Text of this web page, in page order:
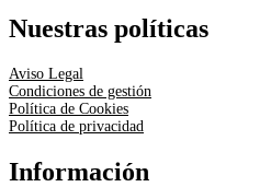
Nuestras políticas
Aviso Legal
Condiciones de gestión
Política de Cookies
Política de privacidad
Información